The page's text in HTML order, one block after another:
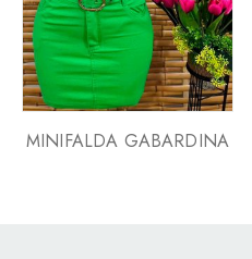
MINIFALDA GABARDINA